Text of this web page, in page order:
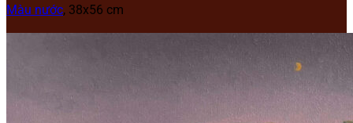
Màu nước, 38x56 cm